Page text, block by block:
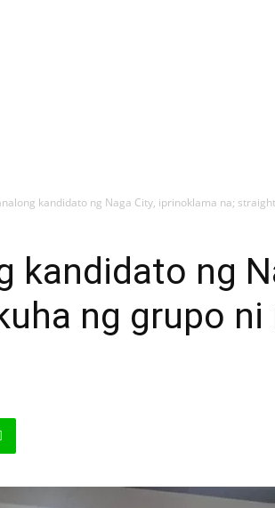
kandidato ng Naga City, iprinoklama na;
kandidato ng
ng grupo